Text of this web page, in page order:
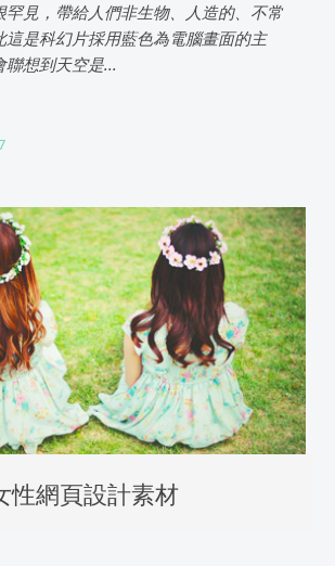
罕見，帶給人們非生物、人造的、不常
這是科幻片採用藍色為電腦畫面的主
想到天空是...
性網頁設計素材